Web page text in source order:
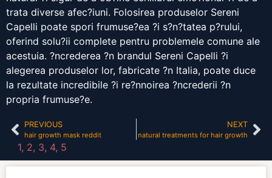
trata diverse afec?iuni. Folosirea produselor Sereni
Capelli poate spori frumuse?ea ?i s?n?tatea p?rului,
oferind solu?ii complete pentru problemele comune ale
acestuia. ?ncrederea ?n brandul Sereni Capelli ?i
alegerea produselor lor, fabricate ?n Italia, poate duce
la rezultate incredibile ?i re?nnoirea ?ncrederii ?n
propria frumuse?e.
PREVIOUS
hair growth mask reddit
NEXT
natural treatments for hair growth
1, 2, 3, 4, 5